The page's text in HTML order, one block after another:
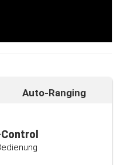
Auto-Ranging
über eine